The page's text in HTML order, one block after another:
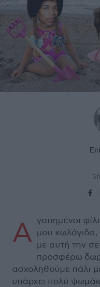
Α γαπημένοι
μου κωλόγιδα,
με αυτή την
προσφέρω
ασχοληθούμε πάλι
υπάρχει πολύ